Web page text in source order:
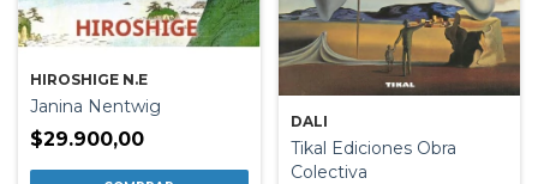
HIROSHIGE N.E
Janina Nentwig
$29.900,00
DALI
Tikal Ediciones Obra
Colectiva